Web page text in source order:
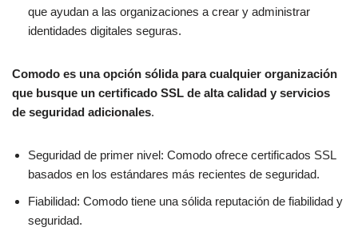
que ayudan a las organizaciones a crear y administrar
identidades digitales seguras.
Comodo es una opción sólida para cualquier organización
que busque un certificado SSL de alta calidad y servicios
de seguridad adicionales.
Seguridad de primer nivel: Comodo ofrece certificados SSL
basados en los estándares más recientes de seguridad.
Fiabilidad: Comodo tiene una sólida reputación de fiabilidad y
seguridad.